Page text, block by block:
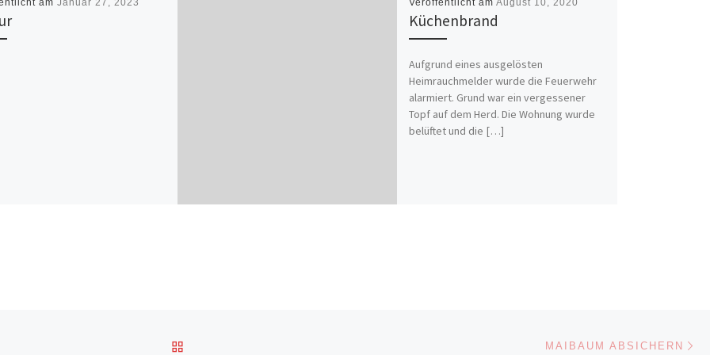
am Januar 27, 2023 Veröffentlicht am August 10, 2020
Küchenbrand
Aufgrund eines ausgelösten
Heimrauchmelder wurde die Feuerwehr
alarmiert. Grund war ein vergessener
Topf auf dem Herd. Die Wohnung wurde
belüftet und die […]
MAIBAUM ABSICHERN